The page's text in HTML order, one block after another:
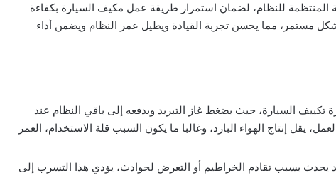
المنتظمة للنظام، لضمان استمرار طريقة عمل مكيف السيارة بكفاءة
مستمر، مما يحسن تجربة القيادة ويطيل عمر النظام ويضمن أداء
السيارة، حيث يضغط غاز التبريد ويدفعه إلى باقي النظام عند
يقل إنتاج الهواء البارد، وغالبا ما يكون السبب قلة الاستخدام، العمر
يحدث بسبب تقادم الخراطيم أو التعرض لحوادث، يؤدي هذا التسرب إلى